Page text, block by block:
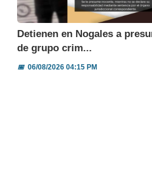
Detienen en Nogales a
de grupo crim...
📅06/08/2026 04:15 PM